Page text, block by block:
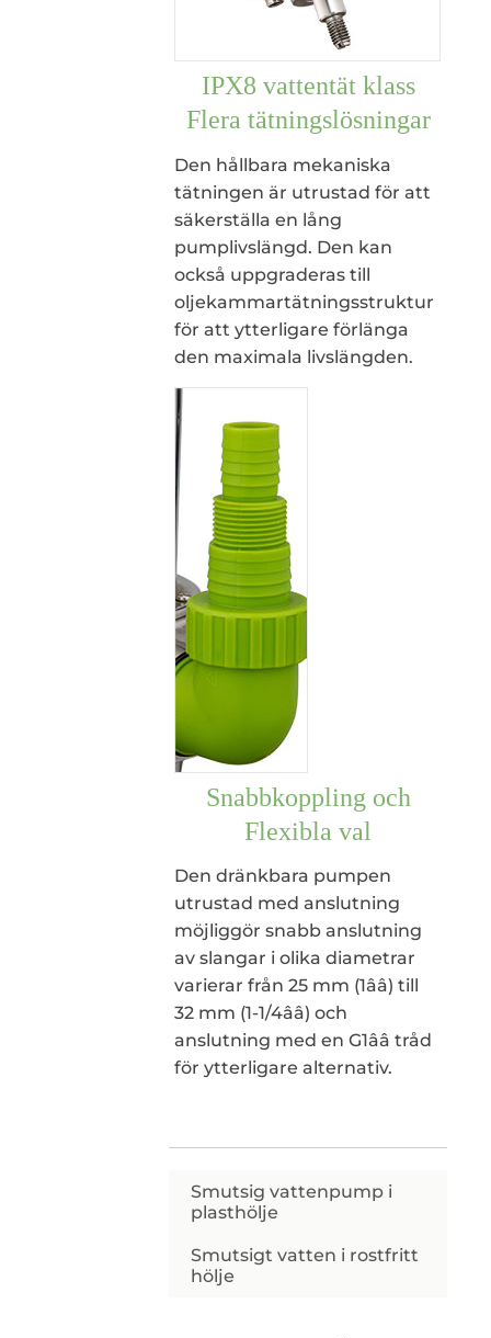
IPX8 vattentät klass
Flera tätningslösningar
Den hållbara mekaniska
tätningen är utrustad för att
säkerställa en lång
pumplivslängd. Den kan
också uppgraderas till
oljekammartätningsstruktur
för att ytterligare förlänga
den maximala livslängden.
Snabbkoppling och
Flexibla val
Den dränkbara pumpen
utrustad med anslutning
möjliggör snabb anslutning
av slangar i olika diametrar
varierar från 25 mm (1ââ) till
32 mm (1-1/4ââ) och
anslutning med en G1ââ tråd
för ytterligare alternativ.
Smutsig vattenpump i
plasthölje
Smutsigt vatten i rostfritt
hölje